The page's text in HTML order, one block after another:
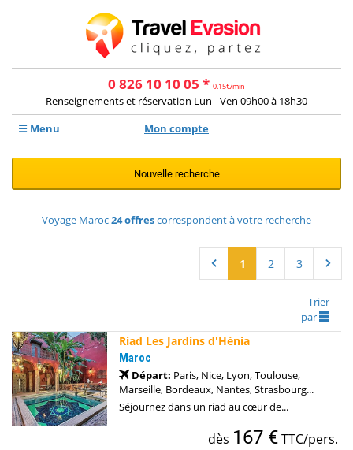
0 826 10 10 05 * 0.15€/min
Renseignements et réservation Lun - Ven 09h00 à 18h30
☰ Menu
Mon compte
Nouvelle recherche
Voyage Maroc24offrescorrespondent à votre recherche
1 2 3
Trier
par
Riad Les Jardins d'Hénia
Maroc
Départ: Paris, Nice, Lyon, Toulouse,
Marseille, Bordeaux, Nantes, Strasbourg...
Séjournez dans un riad au cœur de...
dès 167 €TTC/pers.